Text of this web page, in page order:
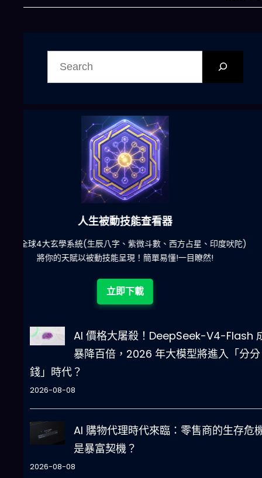
六合彩發達神器
減少超過500萬個低概率中獎組合，提高中獎率
立即下載
AI 價格大屠殺！DeepSeek-V4-Flash
暴降百倍，2026 年大模型將進入「分分
錢」時代？
2026-08-08
AI 購物代理時代來臨：零售商的生存危
是暴富契機？
2026-08-08